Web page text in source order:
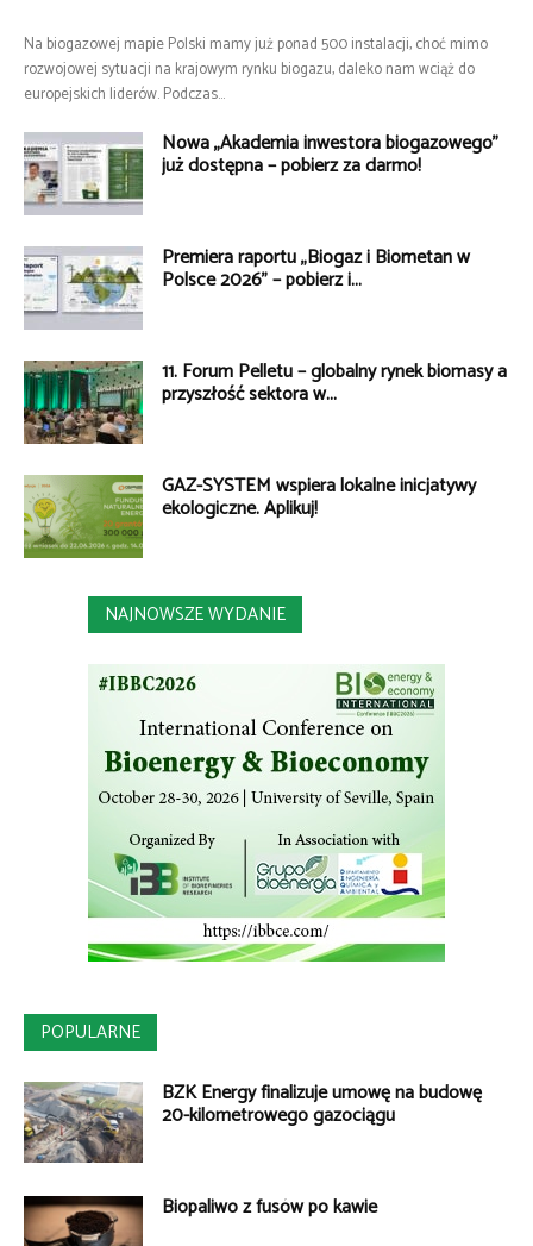
Na biogazowej mapie Polski mamy już ponad 500 instalacji, choć mimo
rozwojowej sytuacji na krajowym rynku biogazu, daleko nam wciąż do
europejskich liderów. Podczas...
Nowa „Akademia inwestora biogazowego”
już dostępna – pobierz za darmo!
Premiera raportu „Biogaz i Biometan w
Polsce 2026” – pobierz i...
11. Forum Pelletu – globalny rynek biomasy a
przyszłość sektora w...
GAZ-SYSTEM wspiera lokalne inicjatywy
ekologiczne. Aplikuj!
NAJNOWSZE WYDANIE
POPULARNE
BZK Energy finalizuje umowę na budowę
20-kilometrowego gazociągu
Biopaliwo z fusów po kawie